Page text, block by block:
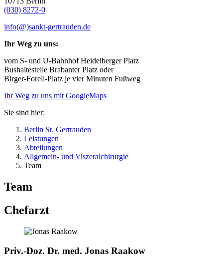
(030) 8272-0
info(@)sankt-gertrauden.de
Ihr Weg zu uns:
vom S- und U-Bahnhof Heidelberger Platz
Bushaltestelle Brabanter Platz oder
Birger-Forell-Platz je vier Minuten Fußweg
Ihr Weg zu uns mit GoogleMaps
Sie sind hier:
Berlin St. Gertrauden
Leistungen
Abteilungen
Allgemein- und Viszeralchirurgie
Team
Team
Chefarzt
Priv.-Doz. Dr. med. Jonas Raakow